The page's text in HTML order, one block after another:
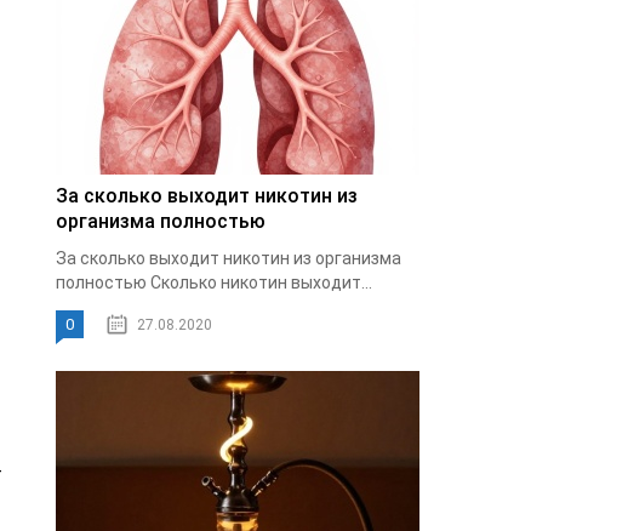
За сколько выходит никотин из
организма полностью
За сколько выходит никотин из организма
полностью Cколько никотин выходит...
0 27.08.2020